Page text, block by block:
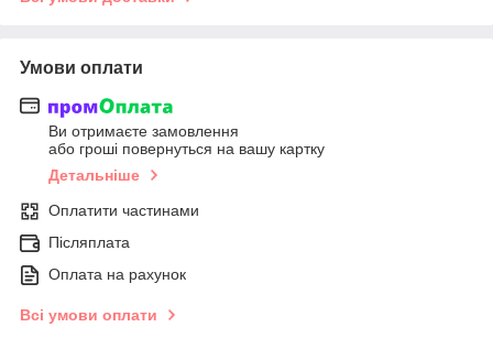
Умови оплати
Ви отримаєте замовлення
або гроші повернуться на вашу картку
Детальніше
Оплатити частинами
Післяплата
Оплата на рахунок
Всі умови оплати